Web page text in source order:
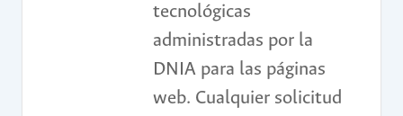
tecnológicas
administradas por la
DNIA para las páginas
web. Cualquier solicitud